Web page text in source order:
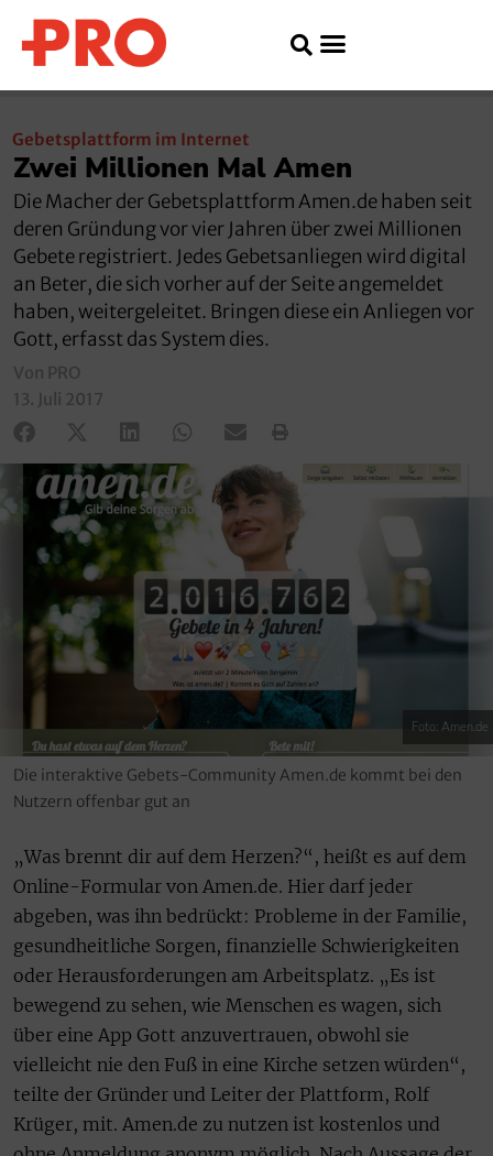
Gebetsplattform im Internet
Zwei Millionen Mal Amen
Die Macher der Gebetsplattform Amen.de haben seit
deren Gründung vor vier Jahren über zwei Millionen
Gebete registriert. Jedes Gebetsanliegen wird digital
an Beter, die sich vorher auf der Seite angemeldet
haben, weitergeleitet. Bringen diese ein Anliegen vor
Gott, erfasst das System dies.
Von PRO
13. Juli 2017
Foto: Amen.de
Die interaktive Gebets-Community Amen.de kommt bei den
Nutzern offenbar gut an
„Was brennt dir auf dem Herzen?“, heißt es auf dem
Online-Formular von Amen.de. Hier darf jeder
abgeben, was ihn bedrückt: Probleme in der Familie,
gesundheitliche Sorgen, finanzielle Schwierigkeiten
oder Herausforderungen am Arbeitsplatz. „Es ist
bewegend zu sehen, wie Menschen es wagen, sich
über eine App Gott anzuvertrauen, obwohl sie
vielleicht nie den Fuß in eine Kirche setzen würden“,
teilte der Gründer und Leiter der Plattform, Rolf
Krüger, mit. Amen.de zu nutzen ist kostenlos und